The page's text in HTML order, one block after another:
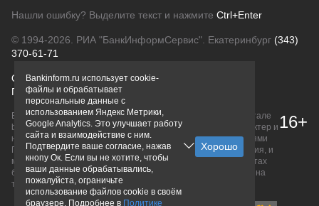
Нашли ошибку? Выделите текст и нажмите Ctrl+Enter
© 1994-2026. РИА "БанкИнформСервис". Екатеринбург (343)
370-61-71
О проектеПолитика конфиденциальности
Правовая информацияДля рекламодателей
Вся информация о продуктах банков, размещенная на портале
bankinform.ru, носит исключительно ознакомительный характер и
не является публичной офертой, определяемой положениями
ГК РФ. Информация не содержит точного и полного описания, и
может быть изменена. Конечные условия уточняйте на сайтах
банков или при личном обращении. Исключительное право на
товарные знаки принадлежит их правообладателям.
16+
Bankinform.ru использует cookie-
файлы и обрабатывает
персональные данные с
использованием Яндекс Метрики,
Google Analytics. Это улучшает работу
сайта и взаимодействие с ним.
Подтвердите ваше согласие, нажав
кнопу Ок. Если вы не хотите, чтобы
ваши данные обрабатывались,
пожалуйста, ограничьте
использование файлов cookie в своём
браузере. Подробнее в Политике